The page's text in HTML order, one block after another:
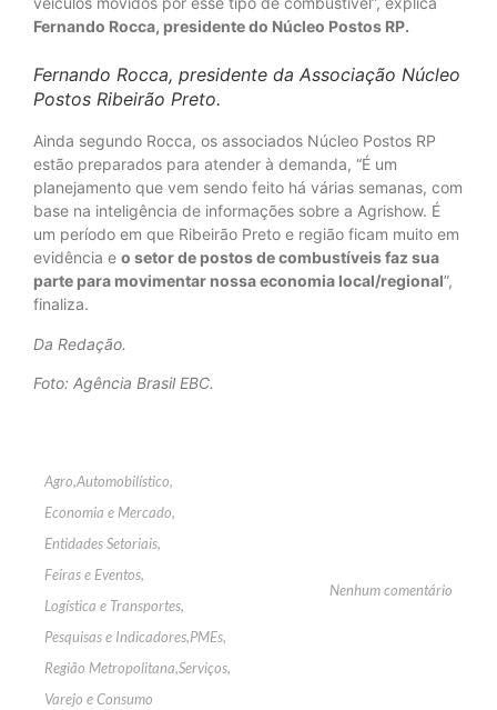
Fernando Rocca, presidente do Núcleo Postos RP.
Fernando Rocca, presidente da Associação Núcleo
Postos Ribeirão Preto.
Ainda segundo Rocca, os associados Núcleo Postos RP
estão preparados para atender à demanda, “É um
planejamento que vem sendo feito há várias semanas, com
base na inteligência de informações sobre a Agrishow. É
um período em que Ribeirão Preto e região ficam muito em
evidência e o setor de postos de combustíveis faz sua
parte para movimentar nossa economia local/regional”,
finaliza.
Da Redação.
Foto: Agência Brasil EBC.
Agro,Automobilístico,
Economia e Mercado,
Entidades Setoriais,
Feiras e Eventos,
Logística e Transportes,
Pesquisas e Indicadores,PMEs,
Região Metropolitana,Serviços,
Varejo e Consumo
Nenhum comentário